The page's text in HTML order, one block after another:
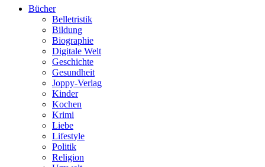
Bücher
Belletristik
Bildung
Biographie
Digitale Welt
Geschichte
Gesundheit
Joppy-Verlag
Kinder
Kochen
Krimi
Liebe
Lifestyle
Politik
Religion